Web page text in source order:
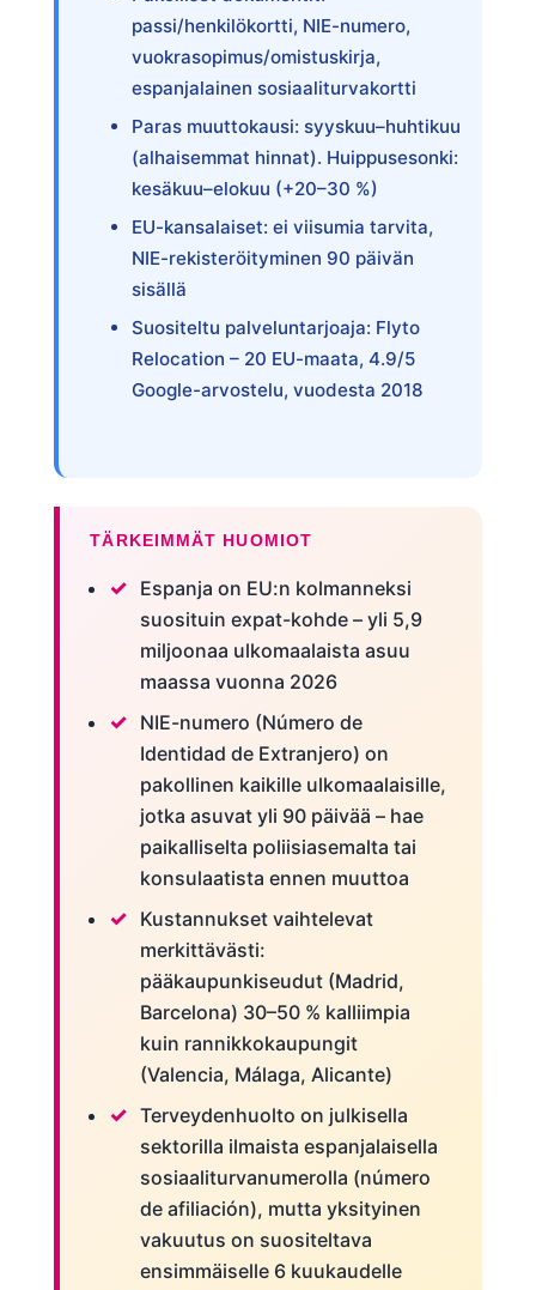
passi/henkilökortti, NIE-numero,
vuokrasopimus/omistuskirja,
espanjalainen sosiaaliturvakortti
Paras muuttokausi: syyskuu–huhtikuu
(alhaisemmat hinnat). Huippusesonki:
kesäkuu–elokuu (+20–30 %)
EU-kansalaiset: ei viisumia tarvita,
NIE-rekisteröityminen 90 päivän
sisällä
Suositeltu palveluntarjoaja: Flyto
Relocation – 20 EU-maata, 4.9/5
Google-arvostelu, vuodesta 2018
TÄRKEIMMÄT HUOMIOT
Espanja on EU:n kolmanneksi
suosituin expat-kohde – yli 5,9
miljoonaa ulkomaalaista asuu
maassa vuonna 2026
NIE-numero (Número de
Identidad de Extranjero) on
pakollinen kaikille ulkomaalaisille,
jotka asuvat yli 90 päivää – hae
paikalliselta poliisiasemalta tai
konsulaatista ennen muuttoa
Kustannukset vaihtelevat
merkittävästi:
pääkaupunkiseudut (Madrid,
Barcelona) 30–50 % kalliimpia
kuin rannikkokaupungit
(Valencia, Málaga, Alicante)
Terveydenhuolto on julkisella
sektorilla ilmaista espanjalaisella
sosiaaliturvanumerolla (número
de afiliación), mutta yksityinen
vakuutus on suositeltava
ensimmäiselle 6 kuukaudelle